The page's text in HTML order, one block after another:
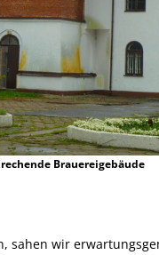
Brauereigebäude
sahen wir